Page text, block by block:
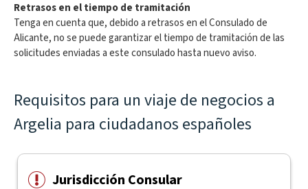
Retrasos en el tiempo de tramitación
Tenga en cuenta que, debido a retrasos en el Consulado de
Alicante, no se puede garantizar el tiempo de tramitación de las
solicitudes enviadas a este consulado hasta nuevo aviso.
Requisitos para un viaje de negocios a
Argelia para ciudadanos españoles
Jurisdicción Consular